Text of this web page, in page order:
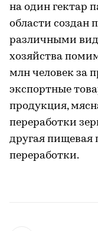
на один гектар
области создан
различными
хозяйства
млн человек за
экспортные
продукция,
переработки
другая пищевая
переработки.